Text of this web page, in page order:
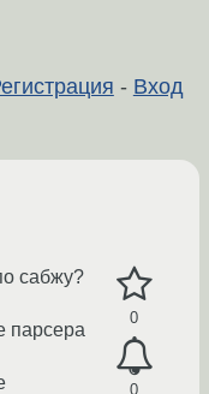
- Вход
0
0
сабжу?
парсера